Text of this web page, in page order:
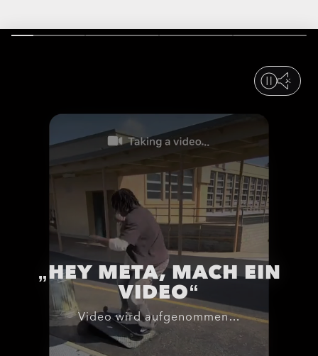
„HEY META, MACH EIN
VIDEO“
Video wird aufgenommen…